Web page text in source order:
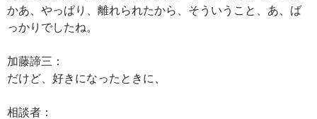
かあ、やっぱり、離れられたから、そういうこと、あ、ば
っかりでしたね。
加藤諦三：
だけど、好きになったときに、
相談者：